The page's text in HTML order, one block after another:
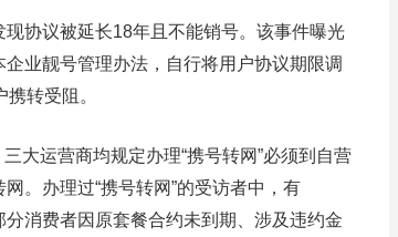
协议被延长18年且不能销号。该事件曝光
业靓号管理办法，自行将用户协议期限调
转受阻。
大运营商均规定办理“携号转网”必须到自营
。办理过“携号转网”的受访者中，有
消费者因原套餐合约未到期、涉及违约金